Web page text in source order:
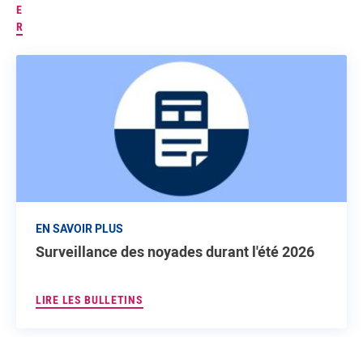
E
R
EN SAVOIR PLUS
Surveillance des noyades durant l'été 2026
LIRE LES BULLETINS